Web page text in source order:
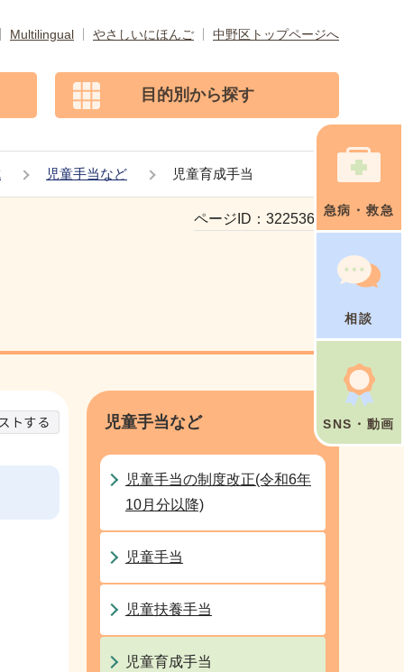
Multilingual やさしいにほんご 中野区トップページへ
目的別から探す
急病・救急
相談
SNS・動画
児童手当など 児童育成手当
ページID： 322536438
児童手当など
児童手当の制度改正(令和6年
10月分以降)
児童手当
児童扶養手当
児童育成手当